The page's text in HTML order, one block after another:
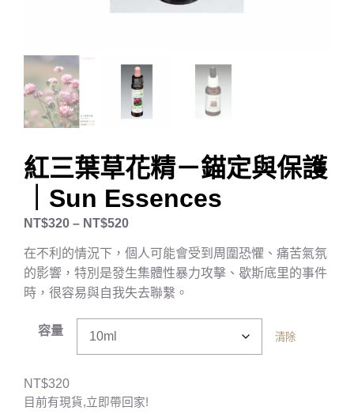
紅三葉草花精－錨定與保護
｜Sun Essences
NT$320 – NT$520
在不利的情況下，個人可能會受到周圍恐懼、痛苦氣氛
的影響，特別是發生集體性暴力攻擊、歇斯底里的事件
時，很容易與自我失去聯繫。
容量 清除
NT$320
目前有現貨,立即帶回家!